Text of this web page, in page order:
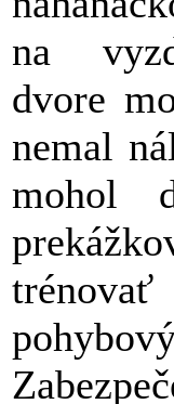
na
dvore
nemal
mohol